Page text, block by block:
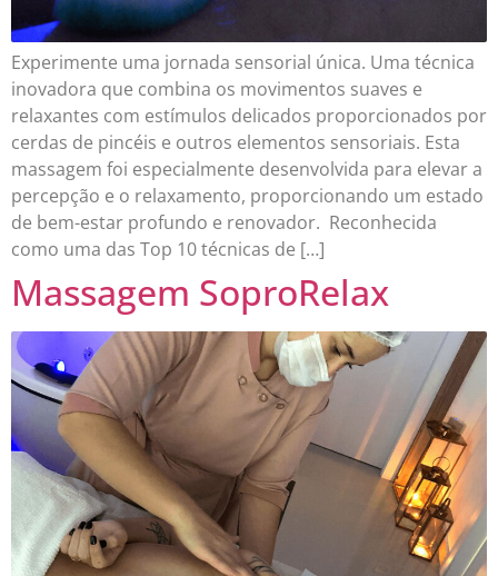
Experimente uma jornada sensorial única. Uma técnica
inovadora que combina os movimentos suaves e
relaxantes com estímulos delicados proporcionados por
cerdas de pincéis e outros elementos sensoriais. Esta
massagem foi especialmente desenvolvida para elevar a
percepção e o relaxamento, proporcionando um estado
de bem-estar profundo e renovador. Reconhecida
como uma das Top 10 técnicas de […]
Massagem SoproRelax